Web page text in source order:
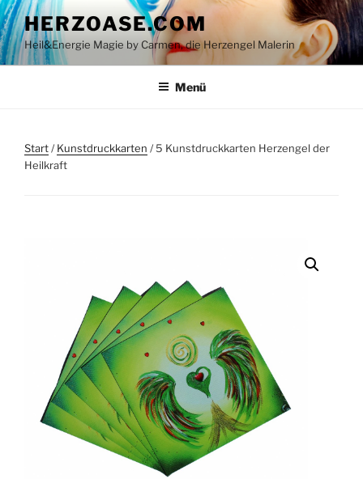
Zum
Inhalt
springen
HERZOASE.COM
Heil&Energie Magie by Carmen, die Herzengel Malerin
Menü
Start/Kunstdruckkarten / 5 Kunstdruckkarten Herzengel der
Heilkraft